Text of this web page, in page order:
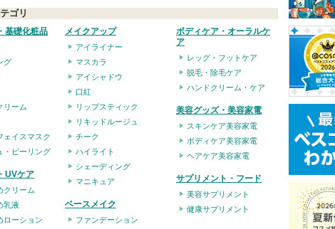
ゴリ
基礎化粧品
グ
リーム
ェイスマスク
・ピーリング
UVケア
クリーム
乳液
ローション
メイクアップ
アイライナー
マスカラ
アイシャドウ
口紅
リップスティック
リキッドルージュ
チーク
ハイライト
シェーディング
マニキュア
ベースメイク
ファンデーション
ボディケア・オーラルケ
ア
レッグ・フットケア
脱毛・除毛ケア
ハンドクリーム・ケア
美容グッズ・美容家電
スキンケア美容家電
ボディケア美容家電
ヘアケア美容家電
サプリメント・フード
美容サプリメント
健康サプリメント